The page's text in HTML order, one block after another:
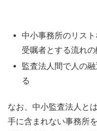
中小事務所のリス
受嘱者とする流れ
監査法人間で人の
る
なお、中小監査法人と
手に含まれない事務所